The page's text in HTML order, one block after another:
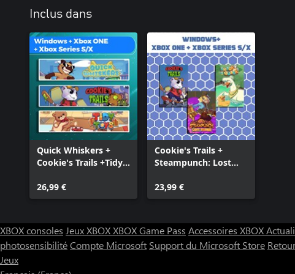
Inclus dans
Quick Whiskers +
Cookie's Trails +Tidy
26,99 €
Cookie's Trails +
Steampunch: Lost
Quack (Bundle)
23,99 €
XBOX consoles Jeux XBOXXBOX Game Pass Accessoires XBOX
photosensibilitéCompte Microsoft Support du Microsoft Store
Jeux